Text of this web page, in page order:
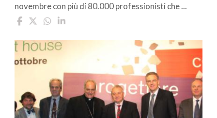
novembre con più di 80.000 professionisti che ...